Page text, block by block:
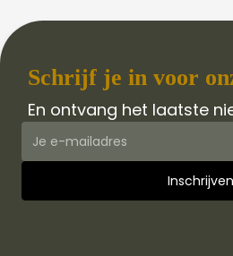
Schrijf je in voor
En ontvang het laatste